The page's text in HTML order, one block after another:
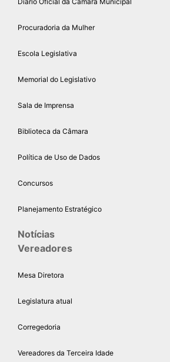
Procuradoria da Mulher
Escola Legislativa
Memorial do Legislativo
Sala de Imprensa
Biblioteca da Câmara
Política de Uso de Dados
Concursos
Planejamento Estratégico
Notícias
Vereadores
Mesa Diretora
Legislatura atual
Corregedoria
Vereadores da Terceira Idade